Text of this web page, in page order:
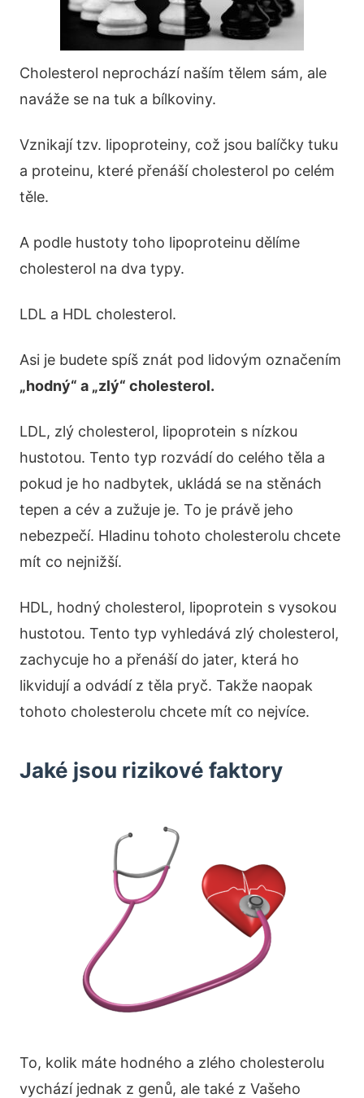
Cholesterol neprochází naším tělem sám, ale
naváže se na tuk a bílkoviny.
Vznikají tzv. lipoproteiny, což jsou balíčky tuku
a proteinu, které přenáší cholesterol po celém
těle.
A podle hustoty toho lipoproteinu dělíme
cholesterol na dva typy.
LDL a HDL cholesterol.
Asi je budete spíš znát pod lidovým označením
„hodný“ a „zlý“ cholesterol.
LDL, zlý cholesterol, lipoprotein s nízkou
hustotou. Tento typ rozvádí do celého těla a
pokud je ho nadbytek, ukládá se na stěnách
tepen a cév a zužuje je. To je právě jeho
nebezpečí. Hladinu tohoto cholesterolu chcete
mít co nejnižší.
HDL, hodný cholesterol, lipoprotein s vysokou
hustotou. Tento typ vyhledává zlý cholesterol,
zachycuje ho a přenáší do jater, která ho
likvidují a odvádí z těla pryč. Takže naopak
tohoto cholesterolu chcete mít co nejvíce.
Jaké jsou rizikové faktory
To, kolik máte hodného a zlého cholesterolu
vychází jednak z genů, ale také z Vašeho